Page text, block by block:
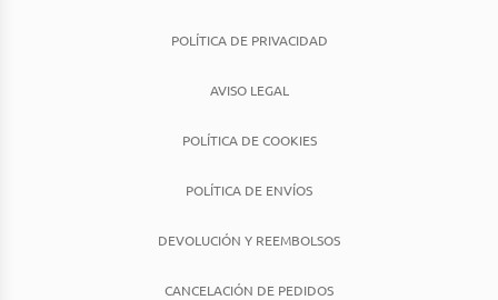
POLÍTICA DE PRIVACIDAD
AVISO LEGAL
POLÍTICA DE COOKIES
POLÍTICA DE ENVÍOS
DEVOLUCIÓN Y REEMBOLSOS
CANCELACIÓN DE PEDIDOS